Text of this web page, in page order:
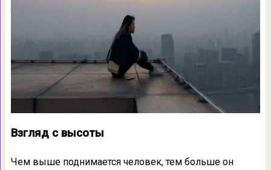
Взгляд с высоты
Чем выше поднимается человек, тем больше он